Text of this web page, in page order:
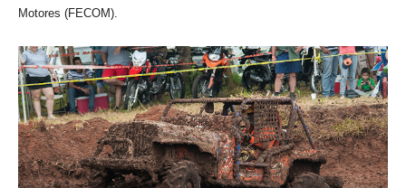
Motores (FECOM).